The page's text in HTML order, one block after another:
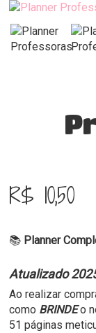
R$ 10,50
📚 Planner
Atualizado
Ao realizar
como BRINDEo
51 páginas